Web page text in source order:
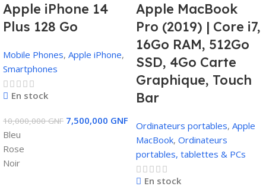
Apple iPhone 14
Plus 128 Go
Mobile Phones, Apple iPhone,
Smartphones
En stock
10,000,000GNF 7,500,000 GNF
Bleu
Rose
Noir
Apple MacBook
Pro (2019) | Core i7,
16Go RAM, 512Go
SSD, 4Go Carte
Graphique, Touch
Bar
Ordinateurs portables, Apple
MacBook, Ordinateurs
portables, tablettes & PCs
En stock